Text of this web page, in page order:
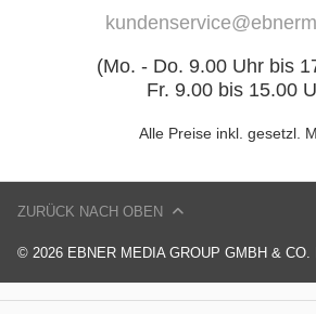
(Mo. - Do. 9.00 Uhr bis
Fr. 9.00 bis 15.00
Alle Preise inkl. gesetzl.
© 2026 EBNER MEDIA GROUP GMBH & CO.
ZURÜCK NACH OBEN